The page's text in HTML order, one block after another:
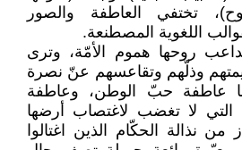
تختفي العاطفة والصور
اللغوية المصطنعة.
روحها هموم الأمّة، وترى
وذلّهم وتقاعسهم عنّ نصرة
عاطفة حبّ الوطن، وعاطفة
لا تغضب لاغتصاب أرضها
من نذالة الحكّام الذين اغتالوا